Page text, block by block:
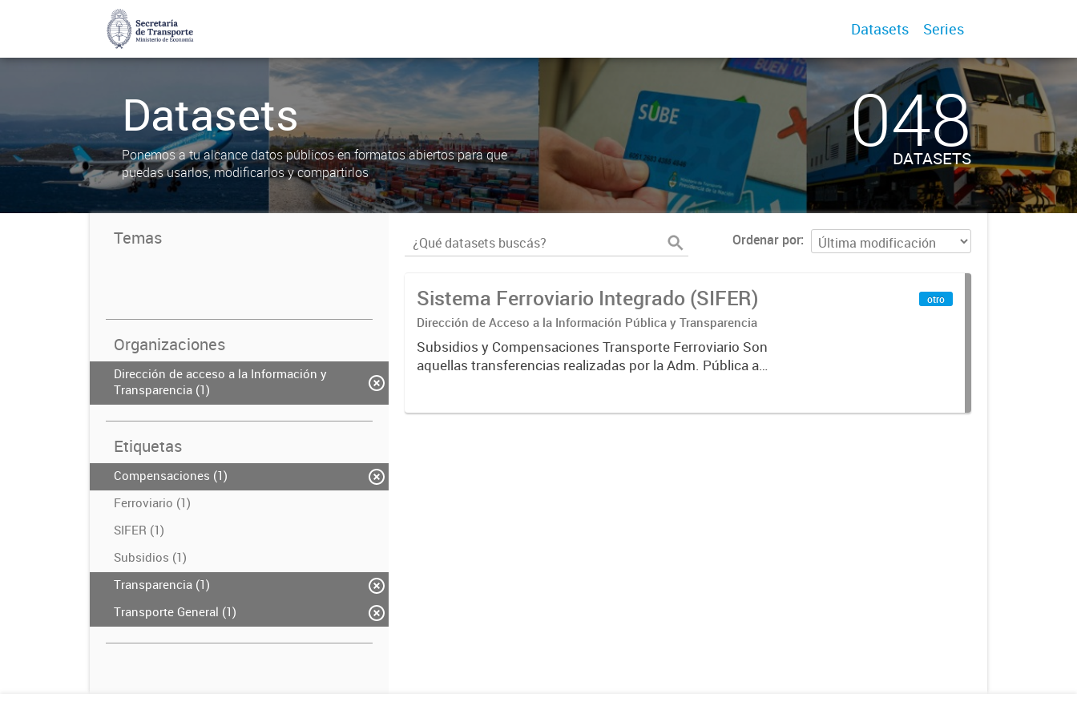
Datasets Series
Datasets
Ponemos a tu alcance datos públicos en formatos abiertos para que
puedas usarlos, modificarlos y compartirlos
048
DATASETS
Temas
Organizaciones
Dirección de acceso a la Información y
Transparencia (1)
Etiquetas
Compensaciones (1)
Ferroviario (1)
SIFER (1)
Subsidios (1)
Transparencia (1)
Transporte General (1)
Ordenar por
Sistema Ferroviario Integrado (SIFER)
Dirección de Acceso a la Información Pública y Transparencia
Subsidios y Compensaciones Transporte Ferroviario Son
aquellas transferencias realizadas por la Adm. Pública a
otro